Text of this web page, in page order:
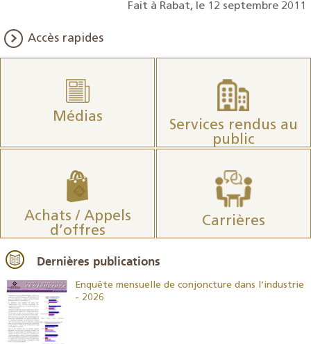
Fait à Rabat, le 12 septembre 2011
Accès rapides
Médias
Services rendus au
public
Achats / Appels
d’offres
Carrières
Dernières publications
Enquête mensuelle de conjoncture dans l’industrie
- 2026